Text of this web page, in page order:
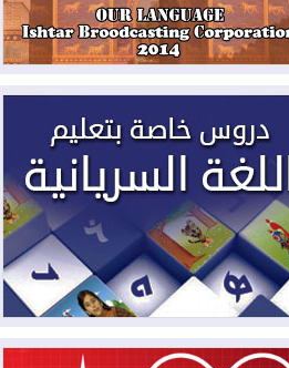
2026-سومو: إنتاج النفط في إقليم
انخفض إلى أقل من 10%
ملفات حقبة الكاظمي تعود إلى
أنباء عن مراجعات قضائية
أوسع في قضايا فساد
2026-بيترو يشكو تزوير الانتخابات
ويحذر من "حرب أهلية" في
2026-رئيس إقليم كوردستان في